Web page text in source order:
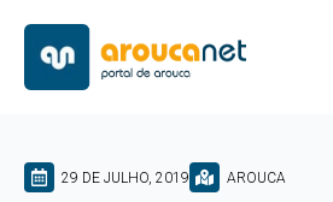
29 DE JULHO, 2019 AROUCA